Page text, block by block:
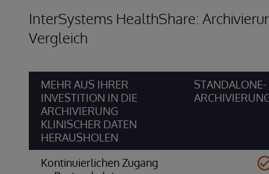
InterSystems HealthShare:
Vergleich
MEHR AUS IHRER
INVESTITION IN DIE
ARCHIVIERUNG
KLINISCHER DATEN
HERAUSHOLEN
STANDALONE-
Kontinuierlichen Zugang